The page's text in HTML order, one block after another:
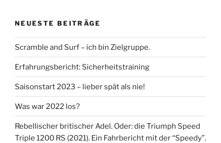
NEUESTE BEITRÄGE
Scramble and Surf – ich bin Zielgruppe.
Erfahrungsbericht: Sicherheitstraining
Saisonstart 2023 – lieber spät als nie!
Was war 2022 los?
Rebellischer britischer Adel. Oder: die Triumph Speed
Triple 1200 RS (2021). Ein Fahrbericht mit der “Speedy”.